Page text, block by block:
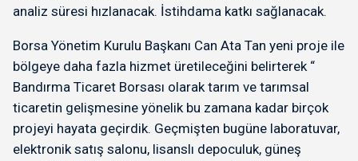
analiz süresi hızlanacak. İstihdama katkı sağlanacak.
Borsa Yönetim Kurulu Başkanı Can Ata Tan yeni proje ile
bölgeye daha fazla hizmet üretileceğini belirterek “
Bandırma Ticaret Borsası olarak tarım ve tarımsal
ticaretin gelişmesine yönelik bu zamana kadar birçok
projeyi hayata geçirdik. Geçmişten bugüne laboratuvar,
elektronik satış salonu, lisanslı depoculuk, güneş